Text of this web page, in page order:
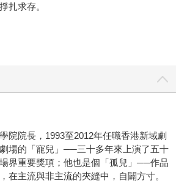
扎求存。
院院長，1993至2012年任職香港新域劇
場的「寵兒」──三十多年來上演了五十
界重要獎項；他也是個「孤兒」──作品
在主流與非主流的夾縫中，自闢方寸。